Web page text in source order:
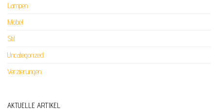
Lampen
Möbel
Stil
Uncategorized
Verzierungen
AKTUELLE ARTIKEL